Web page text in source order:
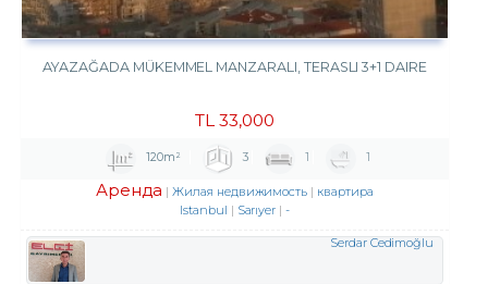
AYAZAĞADA MÜKEMMEL MANZARALI, TERASLI 3+1 DAIRE
TL 33,000
120m² 3 1 1
Аренда Жилая недвижимость
квартира
Istanbul
Sarıyer -
Serdar Cedimoğlu